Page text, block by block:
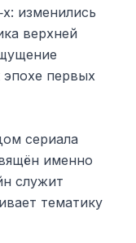
изменились
верхней
эпохе первых
сериала
именно
служит
тематику